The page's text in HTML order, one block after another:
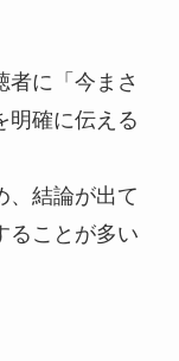
者に「今まさ
明確に伝える
、結論が出て
ることが多い